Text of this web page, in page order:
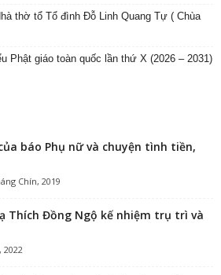
thờ tổ Tổ đình Đỗ Linh Quang Tự ( Chùa
Phật giáo toàn quốc lần thứ X (2026 – 2031)
báo Phụ nữ và chuyện tình tiền,
Chín, 2019
Thích Đồng Ngộ kế nhiệm trụ trì và
2022